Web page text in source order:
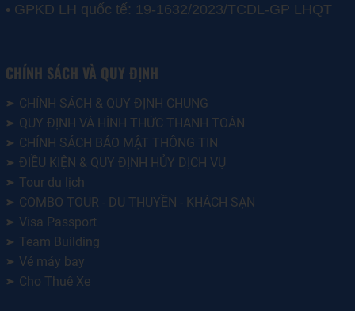
• GPKD LH quốc tế: 19-1632/2023/TCDL-GP LHQT
CHÍNH SÁCH VÀ QUY ĐỊNH
CHÍNH SÁCH & QUY ĐỊNH CHUNG
QUY ĐỊNH VÀ HÌNH THỨC THANH TOÁN
CHÍNH SÁCH BẢO MẬT THÔNG TIN
ĐIỀU KIỆN & QUY ĐỊNH HỦY DỊCH VỤ
Tour du lịch
COMBO TOUR - DU THUYỀN - KHÁCH SẠN
Visa Passport
Team Building
Vé máy bay
Cho Thuê Xe